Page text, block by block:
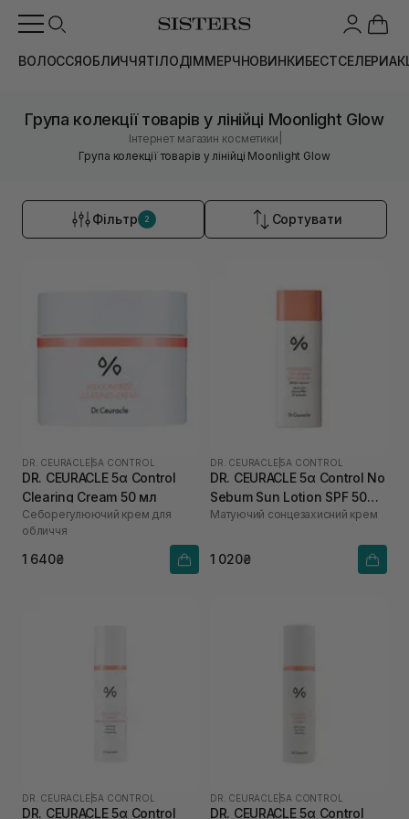
ВОЛОССЯОБЛИЧЧЯТІЛОДІММЕРЧНОВИНКИБЕСТСЕЛЕРИ
Група колекції товарів у лінійці Moonlight Glow
Інтернет магазин косметики
Група колекції товарів у лінійці Moonlight Glow
Фільтр 2 Сортувати
DR. CEURACLE |5Α CONTROL
DR. CEURACLE 5α Control
Clearing Cream 50 мл
Себорегулюючий крем для
обличчя
1 640₴
DR. CEURACLE |5Α CONTROL
DR. CEURACLE 5α Control No
Sebum Sun Lotion SPF 50
PA++++ 50 мл
Матуючий сонцезахисний крем
1 020₴
DR. CEURACLE |5Α CONTROL
DR. CEURACLE 5α Control
DR. CEURACLE |5Α CONTROL
DR. CEURACLE 5α Control